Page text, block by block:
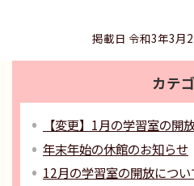
掲載日 令和3年3月
カテ
【変更】1月の学習室の開
年末年始の休館のお知らせ
12月の学習室の開放につい